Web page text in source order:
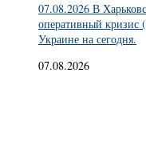
07.08.2026 В
оперативный кризис
Украине на сегодня.
07.08.2026